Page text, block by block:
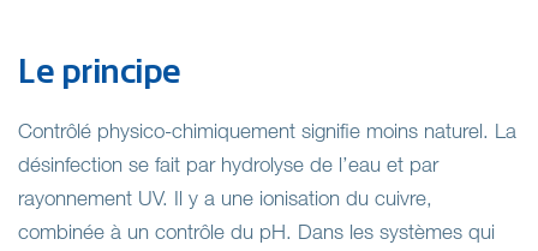
Le principe
Contrôlé physico-chimiquement signifie moins naturel. La
désinfection se fait par hydrolyse de l’eau et par
rayonnement UV. Il y a une ionisation du cuivre,
combinée à un contrôle du pH. Dans les systèmes qui